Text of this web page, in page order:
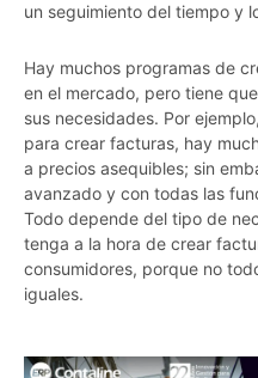
un seguimiento del tiempo y
Hay muchos programas de
en el mercado, pero tiene
sus necesidades. Por
para crear facturas, hay
a precios asequibles; sin
avanzado y con todas las
Todo depende del tipo de
tenga a la hora de crear
consumidores, porque no
iguales.